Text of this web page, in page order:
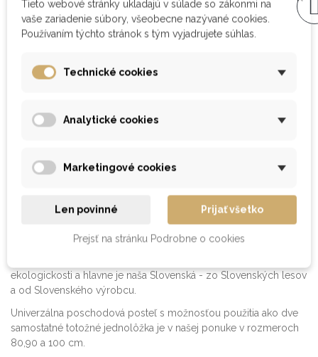
univerzálne použitie- posteľ je možné používať ako
poschodovú, alebo po rozložení, je možné ju používať
výška otvoru medzi 1. a 2. lôžkom je 71 cm
Postele vyrábané z cinkovanej škárovky sú charakterizované ako
spojom sú stabilnejšie a odolnejšie ako masívne drevo. Detské
postele z cinkovanej škárovky sa verne podobajú drevu v
prírodnom stave a výhodou oproti masívnemu drevu v jednom
kuse je aj cena, priestorová stálosť (nekrútia sa vplyvom vlhkosti
a výkovom teplôt) a ekologickosť (využíva sa väčšia časť dreva).
poschodová posteľsplní vaše očakávania z pohľadu
ekologickosti a hlavne je naša Slovenská - zo Slovenských lesov
a od Slovenského výrobcu.
Univerzálna poschodová posteľ s možnosťou použitia ako dve
samostatné totožné jednolôžka je v našej ponuke v rozmeroch
80,90 a 100 cm.
Tieto webové stránky ukladajú v súlade so zákonmi na
vaše zariadenie súbory, všeobecne nazývané cookies.
Používaním týchto stránok s tým vyjadrujete súhlas.
Technické cookies
Analytické cookies
Marketingové cookies
Len povinné Prijať všetko
Prejsť na stránku Podrobne o cookies